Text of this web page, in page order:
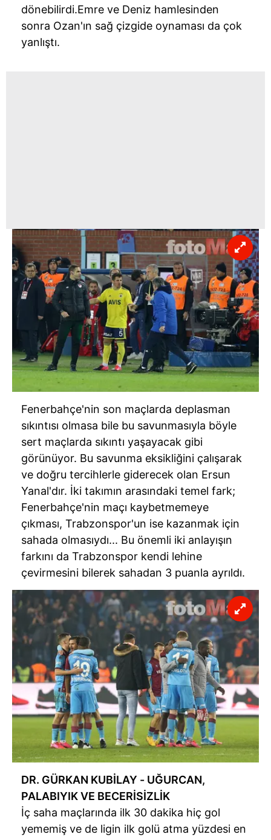
dönebilirdi.Emre ve Deniz hamlesinden
sonra Ozan'ın sağ çizgide oynaması da çok
yanlıştı.
Fenerbahçe'nin son maçlarda deplasman
sıkıntısı olmasa bile bu savunmasıyla böyle
sert maçlarda sıkıntı yaşayacak gibi
görünüyor. Bu savunma eksikliğini çalışarak
ve doğru tercihlerle giderecek olan Ersun
Yanal'dır. İki takımın arasındaki temel fark;
Fenerbahçe'nin maçı kaybetmemeye
çıkması, Trabzonspor'un ise kazanmak için
sahada olmasıydı... Bu önemli iki anlayışın
farkını da Trabzonspor kendi lehine
çevirmesini bilerek sahadan 3 puanla ayrıldı.
DR. GÜRKAN KUBİLAY - UĞURCAN,
PALABIYIKVE BECERİSİZLİK
İç saha maçlarında ilk 30 dakika hiç gol
yememiş ve de ligin ilk golü atma yüzdesi en